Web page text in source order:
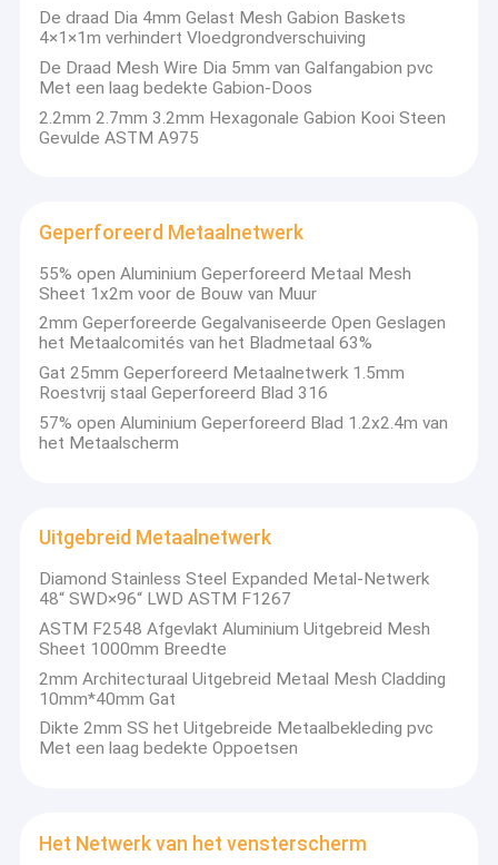
Producten
VR-show
Ongeveer ons
Fabrieksreis
Kwaliteitscontrole
De draad Dia 4mm Gelast Mesh Gabion Baskets
4×1×1m verhindert Vloedgrondverschuiving
De Draad Mesh Wire Dia 5mm van Galfangabion pvc
Met een laag bedekte Gabion-Doos
2.2mm 2.7mm 3.2mm Hexagonale Gabion Kooi Steen
Gevulde ASTM A975
Geperforeerd Metaalnetwerk
55% open Aluminium Geperforeerd Metaal Mesh
Sheet 1x2m voor de Bouw van Muur
2mm Geperforeerde Gegalvaniseerde Open Geslagen
het Metaalcomités van het Bladmetaal 63%
Gat 25mm Geperforeerd Metaalnetwerk 1.5mm
Roestvrij staal Geperforeerd Blad 316
57% open Aluminium Geperforeerd Blad 1.2x2.4m van
het Metaalscherm
Uitgebreid Metaalnetwerk
Diamond Stainless Steel Expanded Metal-Netwerk
48“ SWD×96“ LWD ASTM F1267
ASTM F2548 Afgevlakt Aluminium Uitgebreid Mesh
Sheet 1000mm Breedte
2mm Architecturaal Uitgebreid Metaal Mesh Cladding
10mm*40mm Gat
Dikte 2mm SS het Uitgebreide Metaalbekleding pvc
Met een laag bedekte Oppoetsen
Het Netwerk van het vensterscherm
Metaaldraad het Netwerkmfg Co., Ltd was opstelling in 1999. Het
wordt gevestigd in Anping, die een reputatie van „huis van
draadnetwerk“ in China heeft. Qijie wordt in het bijzonder
gevestigd voor de uitvoer door Shenghe. Het bedrijf voert „één
team, twee merken“ beheersysteem en ontwikkelingsstrategie
uit! Wij zijn een belangrijke onderneming in deze lijn met een
geregistreerd kapitaal van 500.000 Amerikaanse dollars, die
40.000 vierkante meters behandelen, hebben 3
installatiegebieden, 30 roestvrij staal geweven netwerkmachines
die, 18 gelaste machines van het draadnetwerk, 8 en
netwerkmachines, en 2 automatische pvc-deklaaglijnen, met
jaarlijks bedrag meer dan 20 miljoen van $ snijden afvlakken. De
geperforeerd metaal en diverse draadproducten. Ons hoofddoel